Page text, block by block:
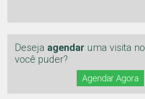
Deseja agendar uma visita no
você puder?
Agendar Agora